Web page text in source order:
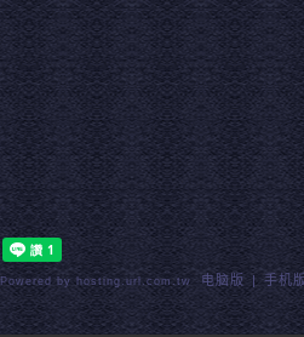
Powered by hosting.url.com.tw 电脑版 | 手机